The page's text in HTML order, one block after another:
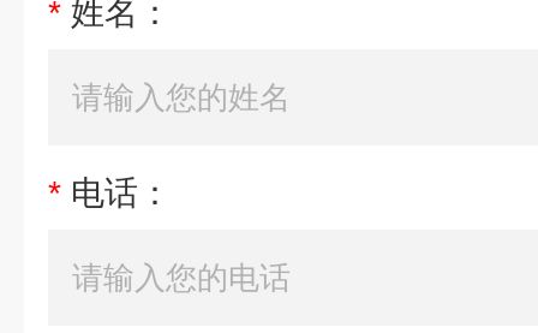
* 姓名：
* 电话：